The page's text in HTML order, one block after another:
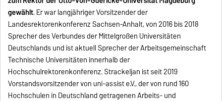
gewählt. Er war langjähriger Vorsitzender der
Landesrektorenkonferenz Sachsen-Anhalt, von 2016 bis 2018
Sprecher des Verbundes der Mittelgroßen Universitäten
Deutschlands und ist aktuell Sprecher der Arbeitsgemeinschaft
Technische Universitäten innerhalb der
Hochschulrektorenkonferenz. Strackeljan ist seit 2019
Vorstandsvorsitzender von uni-assist e.V., der von rund 160
Hochschulen in Deutschland getragenen Arbeits- und